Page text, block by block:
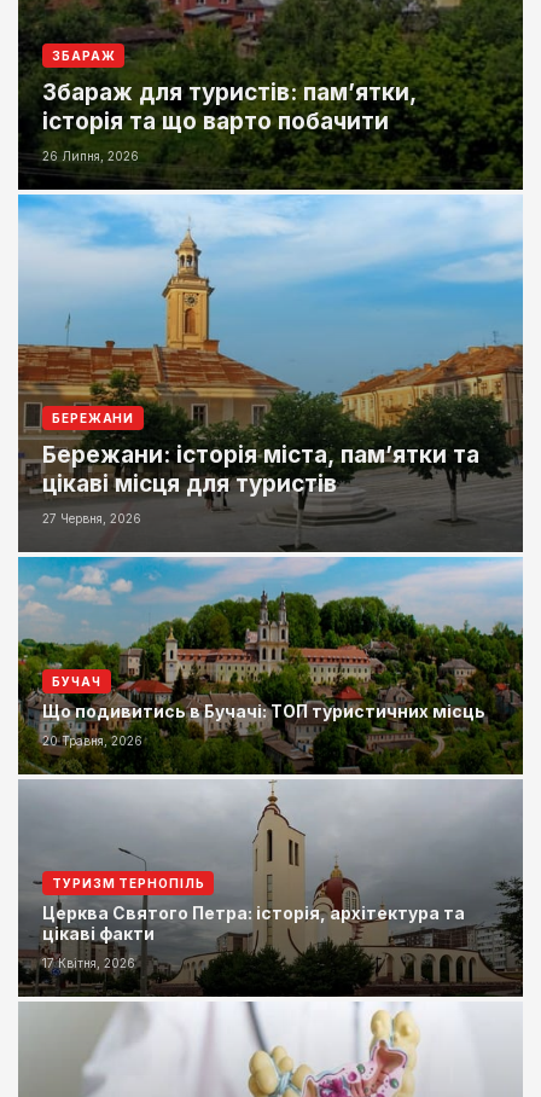
ЗБАРАЖ
Збараж для туристів: пам’ятки,
історія та що варто побачити
26 Липня, 2026
БЕРЕЖАНИ
Бережани: історія міста, пам’ятки та
цікаві місця для туристів
27 Червня, 2026
БУЧАЧ
Що подивитись в Бучачі: ТОП туристичних місць
20 Травня, 2026
ТУРИЗМ ТЕРНОПІЛЬ
Церква Святого Петра: історія, архітектура та
цікаві факти
17 Квітня, 2026